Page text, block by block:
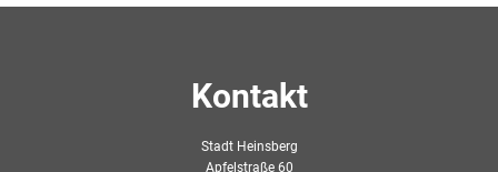
Kontakt
Stadt Heinsberg
Apfelstraße 60